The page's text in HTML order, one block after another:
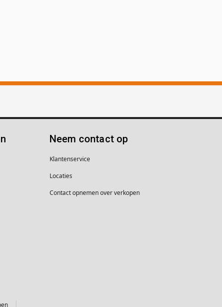
Neem contact op
Klantenservice
Locaties
Contact opnemen over verkopen